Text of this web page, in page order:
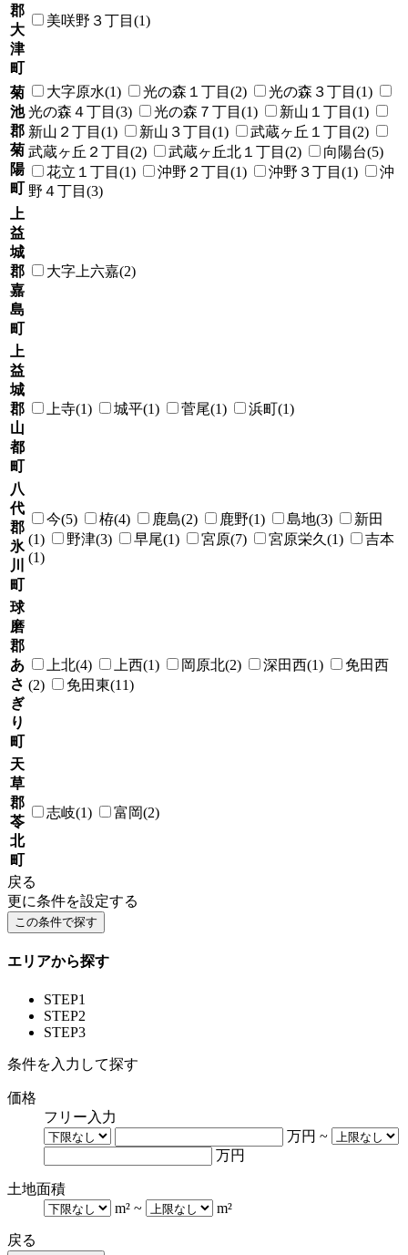
郡
大
津
町
美咲野３丁目(1)
菊
池
郡
菊
陽
町
大字原水(1) 光の森１丁目(2)
光の森３丁目(1)
光の森４丁目(3)
光の森７丁目(1)
新山１丁目(1)
新山２丁目(1)
新山３丁目(1)
武蔵ヶ丘１丁目(2)
武蔵ヶ丘２丁目(2)
武蔵ヶ丘北１丁目(2)
向陽台(5)
花立１丁目(1)
沖野２丁目(1) 沖野３丁目(1)
沖
野４丁目(3)
上
益
城
郡
嘉
島
町
大字上六嘉(2)
上
益
城
郡
山
都
町
上寺(1) 城平(1) 菅尾(1) 浜町(1)
八
代
郡
氷
川
町
今(5) 栫(4) 鹿島(2) 鹿野(1) 島地(3)
新田
(1)
野津(3) 早尾(1) 宮原(7) 宮原栄久(1)
吉本
(1)
球
磨
郡
あ
さ
ぎ
り
町
上北(4) 上西(1) 岡原北(2) 深田西(1)
免田西
(2)
免田東(11)
天
草
郡
苓
北
町
志岐(1) 富岡(2)
戻る
更に条件を設定する
エリアから探す
STEP1
STEP2
STEP3
条件を入力して探す
価格
フリー入力
万円 ~
万円
土地面積
m² ~ m²
戻る